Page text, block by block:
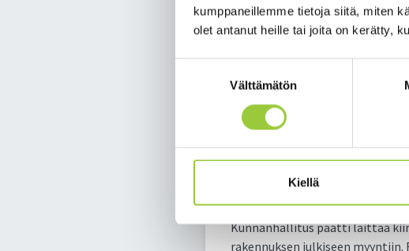
kumppaneillemme tietoja siitä, miten
olet antanut heille tai joita on kerätty,
Välttämätön
Kiellä
Kunnanhallitus kokoontui
16.4.2025 pidettävään
tarvittaessa
Kunnanhallitus nimesi
Paltamon kunnan edustajaksi
Kunnanhallitus päätti laittaa
rakennuksen julkiseen